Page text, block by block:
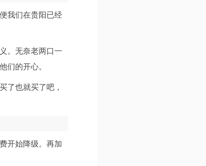
我们在贵阳已经
。无奈老两口一
们的开心。
了也就买了吧，
开始降级。再加